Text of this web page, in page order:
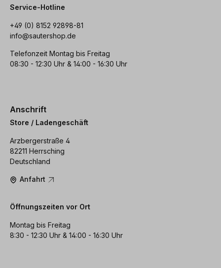
Service-Hotline
+49 (0) 8152 92898-81
info@sautershop.de
Telefonzeit Montag bis Freitag
08:30 - 12:30 Uhr & 14:00 - 16:30 Uhr
Anschrift
Store / Ladengeschäft
Arzbergerstraße 4
82211 Herrsching
Deutschland
Anfahrt
Öffnungszeiten vor Ort
Montag bis Freitag
8:30 - 12:30 Uhr & 14:00 - 16:30 Uhr